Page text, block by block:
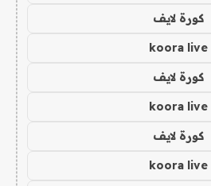
كورة لايف
koora live
كورة لايف
koora live
كورة لايف
koora live